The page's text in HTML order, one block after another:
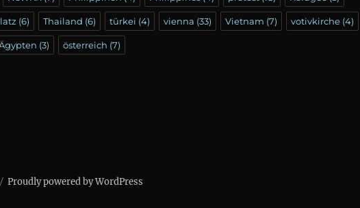
(6) Thailand (6) türkei (4) vienna (33) Vietnam (7) votivkirche (4)
(3) österreich (7)
Proudly powered by WordPress